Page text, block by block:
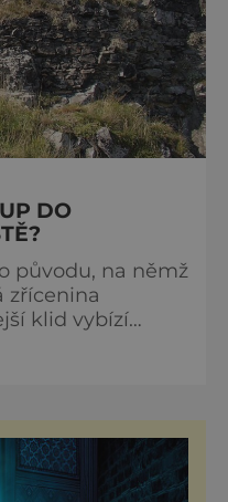
DO
původu, na němž
zřícenina
klid vybízí
značených
hradu naznačují
Podobají se
se